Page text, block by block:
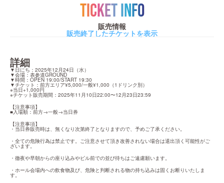
TICKET INFO
販売情報
販売終了したチケットを表示
詳細
▼日にち：2025年12月24日（水）
▼会場：表参道GROUND
▼時間：OPEN 19:00/START 19:30
▼チケット：前方エリア¥5,000/一般¥1,000（1ドリンク別）
※当日+1,000円
※チケット販売期間：2025年11月10日22:00〜12月23日23:59
【注意事項】
■入場順：前方→一般→当日券
【注意事項】
・当日券販売時は、無くなり次第終了となりますので、予めご了承ください。
・全ての危険行為は禁止です。ご注意させて頂き改善されない場合は退出頂く可能性がご
ざいます。
・徹夜や早朝からの座り込みやビル前での並び待ちはご遠慮願います。
・ホール会場内への飲食物及び、危険と判断される物の持ち込みは固くお断りいたしま
す。